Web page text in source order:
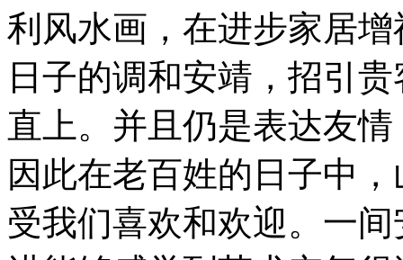
利风水画，在进步家居
日子的调和安靖，招引
直上。并且仍是表达友
因此在老百姓的日子中
受我们喜欢和欢迎。一